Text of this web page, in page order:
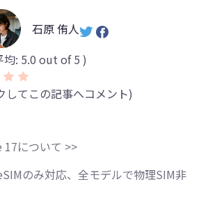
石原 侑人
均: 5.0 out of 5 )
してこの記事へコメント)
17について >>
のみ対応、全モデルで物理SIM非